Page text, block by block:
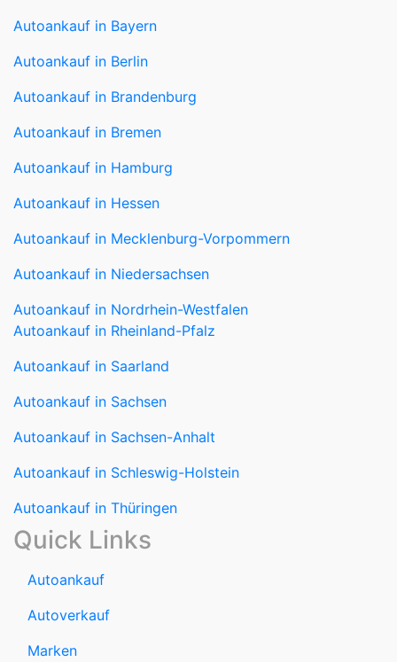
Autoankauf in Bayern
Autoankauf in Berlin
Autoankauf in Brandenburg
Autoankauf in Bremen
Autoankauf in Hamburg
Autoankauf in Hessen
Autoankauf in Mecklenburg-Vorpommern
Autoankauf in Niedersachsen
Autoankauf in Nordrhein-Westfalen
Autoankauf in Rheinland-Pfalz
Autoankauf in Saarland
Autoankauf in Sachsen
Autoankauf in Sachsen-Anhalt
Autoankauf in Schleswig-Holstein
Autoankauf in Thüringen
Quick Links
Autoankauf
Autoverkauf
Marken